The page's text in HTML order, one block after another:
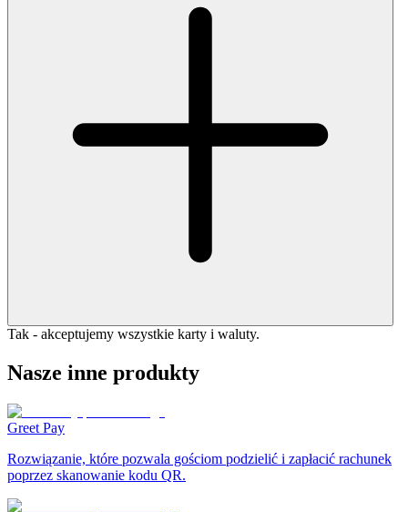
Tak - akceptujemy wszystkie karty i waluty.
Nasze inne produkty
Greet Pay
Rozwiązanie, które pozwala gościom podzielić i zapłacić rachunek
poprzez skanowanie kodu QR.